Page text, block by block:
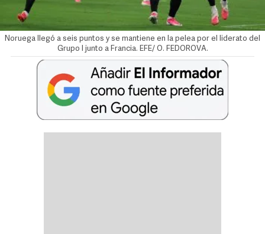
Noruega llegó a seis puntos y se mantiene en la pelea por el liderato del
Grupo I junto a Francia. EFE/ O. FEDOROVA.